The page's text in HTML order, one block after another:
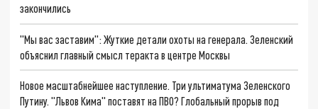
закончились
"Мы вас заставим": Жуткие детали охоты на генерала. Зеленский
объяснил главный смысл теракта в центре Москвы
Новое масштабнейшее наступление. Три ультиматума Зеленского
Путину. "Львов Кима" поставят на ПВО? Глобальный прорыв под